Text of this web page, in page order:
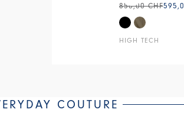
HIGH TECH
850,00 CHF
COUTURE